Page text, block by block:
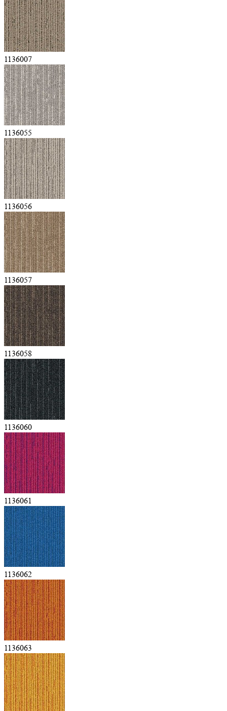
1136007
1136055
1136056
1136057
1136058
1136060
1136061
1136062
1136063